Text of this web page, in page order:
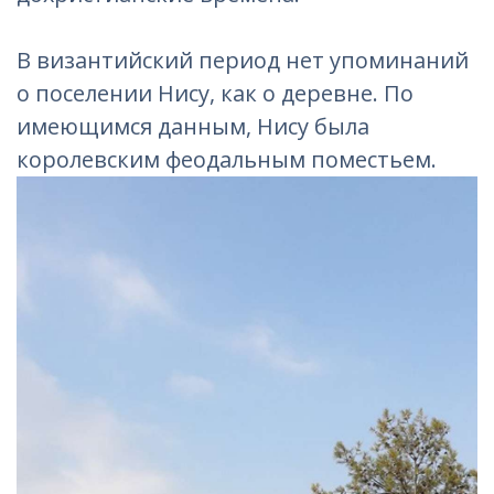
В византийский период нет упоминаний
о поселении Нису, как о деревне. По
имеющимся данным, Нису была
королевским феодальным поместьем.